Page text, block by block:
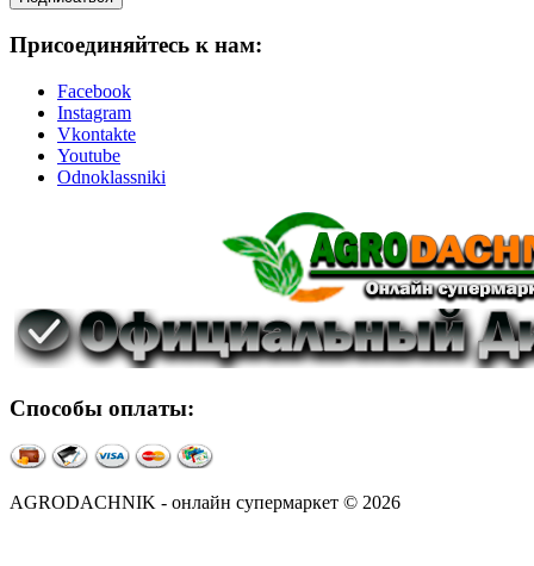
Присоединяйтесь к нам:
Facebook
Instagram
Vkontakte
Youtube
Odnoklassniki
Способы оплаты:
AGRODACHNIK - онлайн супермаркет © 2026